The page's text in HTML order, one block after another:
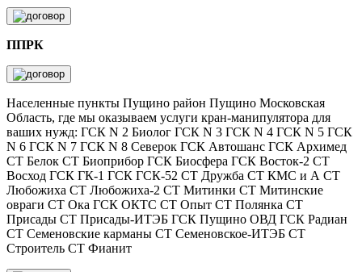
ППРК
Населенные пункты Пущино район Пущино Московская
Область, где мы оказываем услуги кран-манипулятора для
ваших нужд: ГСК N 2 Биолог ГСК N 3 ГСК N 4 ГСК N 5 ГСК
N 6 ГСК N 7 ГСК N 8 Северок ГСК Автошанс ГСК Архимед
СТ Белок СТ Биоприбор ГСК Биосфера ГСК Восток-2 СТ
Восход ГСК ГК-1 ГСК ГСК-52 СТ Дружба СТ КМС и А СТ
Любожиха СТ Любожиха-2 СТ Митинки СТ Митинские
овраги СТ Ока ГСК ОКТС СТ Опыт СТ Полянка СТ
Присады СТ Присады-ИТЭБ ГСК Пущино ОВД ГСК Радиан
СТ Семеновские карманы СТ Семеновское-ИТЭБ СТ
Строитель СТ Фианит